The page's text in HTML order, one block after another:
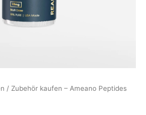
/ Zubehör kaufen – Ameano Peptides